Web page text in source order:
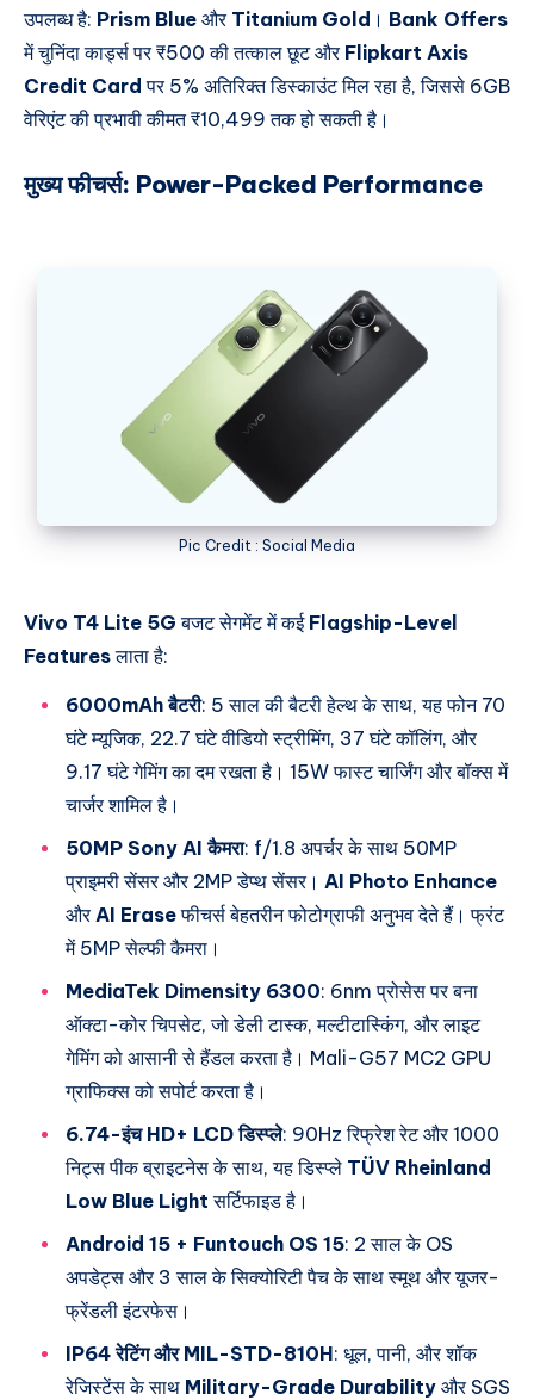
उपलब्ध है: Prism Blue और Titanium Gold । Bank Offers
में चुनिंदा कार्ड्स पर ₹500 की तत्काल छूट और Flipkart Axis
Credit Card पर 5% अतिरिक्त डिस्काउंट मिल रहा है, जिससे 6GB
वेरिएंट की प्रभावी कीमत₹10,499 तक हो सकती है।
मुख्य फीचर्स: Power-Packed Performance
Pic Credit : Social Media
Vivo T4 Lite 5G बजट सेगमेंट में कई Flagship-Level
Featuresलाता है:
6000mAh बैटरी: 5 साल की बैटरी हेल्थ के साथ, यह फोन 70
घंटे म्यूजिक, 22.7 घंटे वीडियो स्ट्रीमिंग, 37 घंटे कॉलिंग, और
9.17 घंटे गेमिंग का दम रखता है। 15W फास्ट चार्जिंग और बॉक्स में
चार्जर शामिल है।
50MP Sony AI कैमरा: f/1.8 अपर्चर के साथ 50MP
प्राइमरी सेंसर और 2MP डेप्थ सेंसर। AI Photo Enhance
और AI Eraseफीचर्स बेहतरीन फोटोग्राफी अनुभव देते हैं। फ्रंट
में 5MP सेल्फी कैमरा।
MediaTek Dimensity 6300: 6nm प्रोसेस पर बना
ऑक्टा-कोर चिपसेट, जो डेली टास्क, मल्टीटास्किंग, और लाइट
गेमिंग को आसानी से हैंडल करता है। Mali-G57 MC2 GPU
ग्राफिक्स को सपोर्ट करता है।
6.74-इंच HD+ LCD डिस्प्ले: 90Hz रिफ्रेश रेट और 1000
निट्स पीक ब्राइटनेस के साथ, यह डिस्प्ले TÜV Rheinland
Low Blue Light सर्टिफाइड है।
Android 15 + Funtouch OS 15: 2 साल के OS
अपडेट्स और 3 साल के सिक्योरिटी पैच के साथ स्मूथ और यूजर-
फ्रेंडली इंटरफेस।
IP64 रेटिंग और MIL-STD-810H: धूल, पानी, और शॉक
रेजिस्टेंस के साथ Military-Grade Durability और SGS